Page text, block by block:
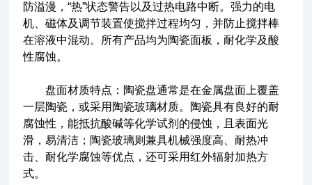
防溢漫，“热”状态警告以及过热电路中断。强力的电
机、磁体及调节装置使搅拌过程均匀，并防止搅拌棒
在溶液中混动。所有产品均为陶瓷面板，耐化学及酸
性腐蚀。
盘面材质特点：陶瓷盘通常是在金属盘面上覆盖
一层陶瓷，或采用陶瓷玻璃材质。陶瓷具有良好的耐
腐蚀性，能抵抗酸碱等化学试剂的侵蚀，且表面光
滑，易清洁；陶瓷玻璃则兼具机械强度高、耐热冲
击、耐化学腐蚀等优点，还可采用红外辐射加热方
式。